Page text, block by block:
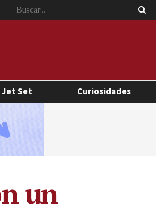
Jet Set Curiosidades
un